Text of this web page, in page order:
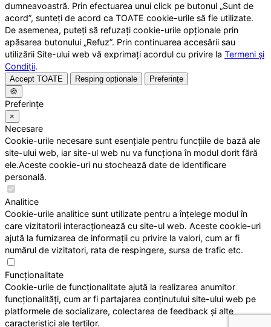
dumneavoastră. Prin efectuarea unui click pe butonul „Sunt de
acord”, sunteți de acord ca TOATE cookie-urile să fie utilizate.
De asemenea, puteți să refuzați cookie-urile opționale prin
apăsarea butonului „Refuz”. Prin continuarea accesării sau
utilizării Site-ului web vă exprimați acordul cu privire la Termeni și
Condiții.
Accept TOATE Resping opționale
Preferințe
🍪
Preferințe
×
Necesare
Cookie-urile necesare sunt esențiale pentru funcțiile de bază ale
site-ului web, iar site-ul web nu va funcționa în modul dorit fără
ele.Aceste cookie-uri nu stochează date de identificare
personală.
Analitice
Cookie-urile analitice sunt utilizate pentru a înțelege modul în
care vizitatorii interacționează cu site-ul web. Aceste cookie-uri
ajută la furnizarea de informații cu privire la valori, cum ar fi
numărul de vizitatori, rata de respingere, sursa de trafic etc.
Funcționalitate
Cookie-urile de funcționalitate ajută la realizarea anumitor
funcționalități, cum ar fi partajarea conținutului site-ului web pe
platformele de socializare, colectarea de feedback și alte
caracteristici ale terților.